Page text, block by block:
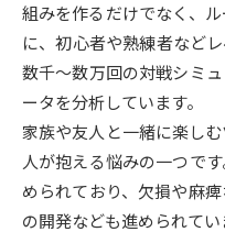
新生活お役立ちガイド
学問発
大学で学びたい学問発見
組みを作るだけでなく、
に、初心者や熟練者など
数千～数万回の対戦シミ
ータを分析しています。
家族や友人と一緒に楽し
人が抱える悩みの一つで
められており、欠損や麻
の開発なども進められてい